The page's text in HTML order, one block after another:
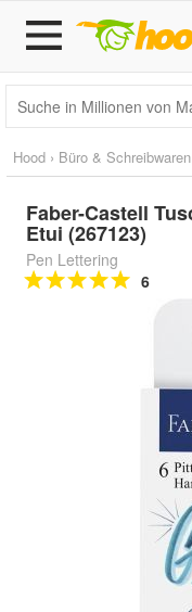
Hood › Büro & Schreibwaren
Faber-Castell
Etui (267123)
Pen Lettering
6